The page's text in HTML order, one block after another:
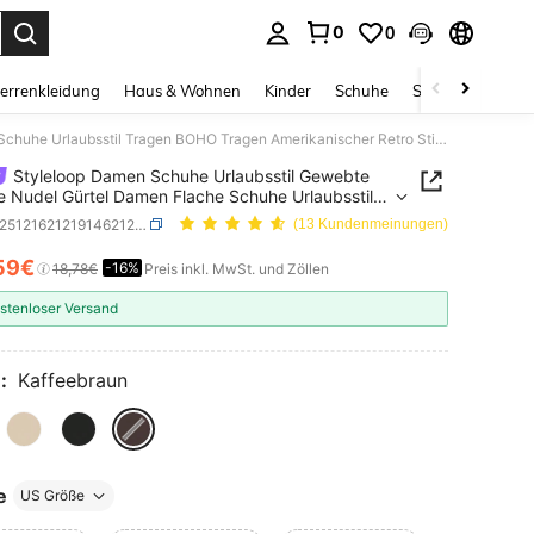
0 0
Haus & Wohnen Kinder Schuhe Schmuck &
Styleloop Damen Schuhe Urlaubsstil Gewebte Schuhe Nudel Gürtel Damen Flache Schuhe Urlaubsstil Tragen BOHO Tragen Amerikanischer Retro Stil Bohemien Stil Western Stil Musik Festival Tragen Party Tragen Flache Damen Schuhe
Styleloop Damen Schuhe Urlaubsstil Gewebte
Nudel Gürtel Damen Flache Schuhe Urlaubsstil
BOHO Tragen Amerikanischer Retro Stil
Stil Western Stil Musik Festival Tragen Party
Flache Damen Schuhe
SKU: sx251216212191462128472 (13 Kundenmeinungen)
AND AVAILABILITY
18,78€ -16% Preis inkl. MwSt. und Zöllen
Versand
Kaffeebraun
US Größe